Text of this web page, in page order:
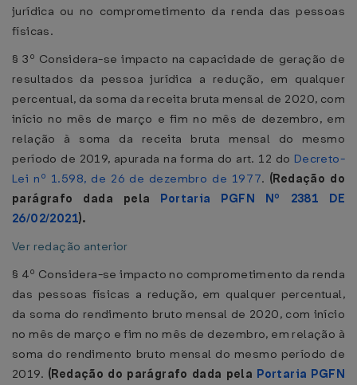
jurídica ou no comprometimento da renda das pessoas
físicas.
§ 3º Considera-se impacto na capacidade de geração de
resultados da pessoa jurídica a redução, em qualquer
percentual, da soma da receita bruta mensal de 2020, com
início no mês de março e fim no mês de dezembro, em
relação à soma da receita bruta mensal do mesmo
período de 2019, apurada na forma do art. 12 do Decreto-
Lei nº 1.598, de 26 de dezembro de 1977. (Redação do
parágrafo dada pela Portaria PGFN Nº 2381 DE
26/02/2021).
Ver redação anterior
§ 4º Considera-se impacto no comprometimento da renda
das pessoas físicas a redução, em qualquer percentual,
da soma do rendimento bruto mensal de 2020, com início
no mês de março e fim no mês de dezembro, em relação à
soma do rendimento bruto mensal do mesmo período de
2019. (Redação do parágrafo dada pela Portaria PGFN